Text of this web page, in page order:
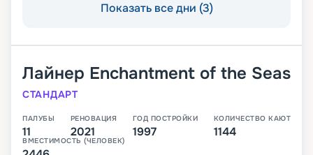
Показать все дни (3)
Лайнер Enchantment of the Seas
СТАНДАРТ
ПАЛУБЫ
11
РЕНОВАЦИЯ
2021
ГОД ПОСТРОЙКИ
1997
КОЛИЧЕСТВО КАЮТ
1144
ВМЕСТИМОСТЬ (ЧЕЛОВЕК)